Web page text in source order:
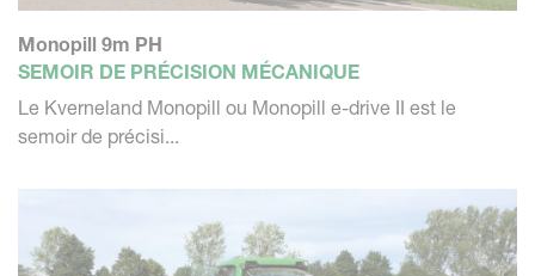
Monopill 9m PH
SEMOIR DE PRÉCISION MÉCANIQUE
Le Kverneland Monopill ou Monopill e-drive II est le
semoir de précisi...